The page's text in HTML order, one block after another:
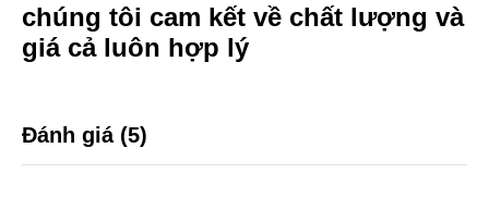
chúng tôi cam kết về chất lượng và
giá cả luôn hợp lý
Đánh giá (5)